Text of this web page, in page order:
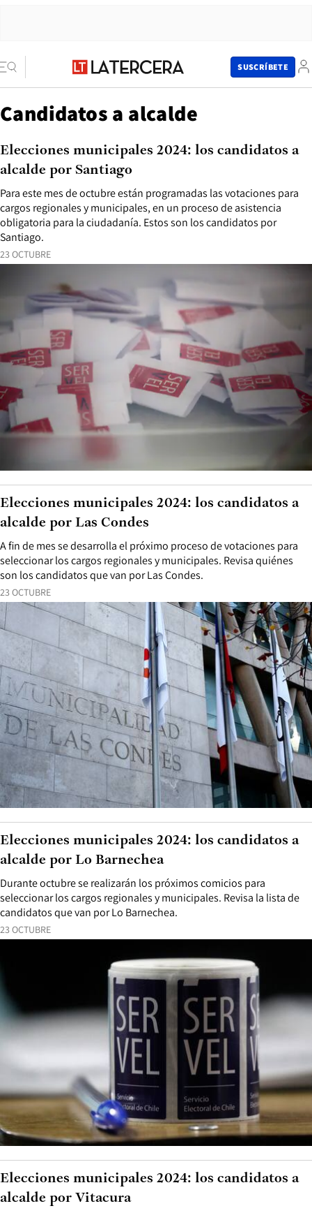
SUSCRÍBETE
Candidatos a alcalde
23 OCTUBRE
Para este mes de octubre están programadas las votaciones para
cargos regionales y municipales, en un proceso de asistencia
obligatoria para la ciudadanía. Estos son los candidatos por
Santiago.
Elecciones municipales 2024: los candidatos a
alcalde por Santiago
23 OCTUBRE
A fin de mes se desarrolla el próximo proceso de votaciones para
seleccionar los cargos regionales y municipales. Revisa quiénes
son los candidatos que van por Las Condes.
Elecciones municipales 2024: los candidatos a
alcalde por Las Condes
23 OCTUBRE
Durante octubre se realizarán los próximos comicios para
seleccionar los cargos regionales y municipales. Revisa la lista de
candidatos que van por Lo Barnechea.
Elecciones municipales 2024: los candidatos a
alcalde por Lo Barnechea
Elecciones municipales 2024: los candidatos a
alcalde por Vitacura